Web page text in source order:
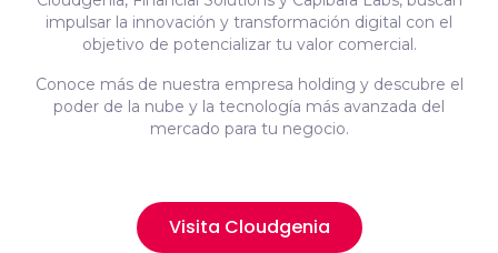
impulsar la innovación y transformación digital con el
objetivo de potencializar tu valor comercial.
Conoce más de nuestra empresa holding y descubre el
poder de la nube y la tecnología más avanzada del
mercado para tu negocio.
Visita Cloudgenia